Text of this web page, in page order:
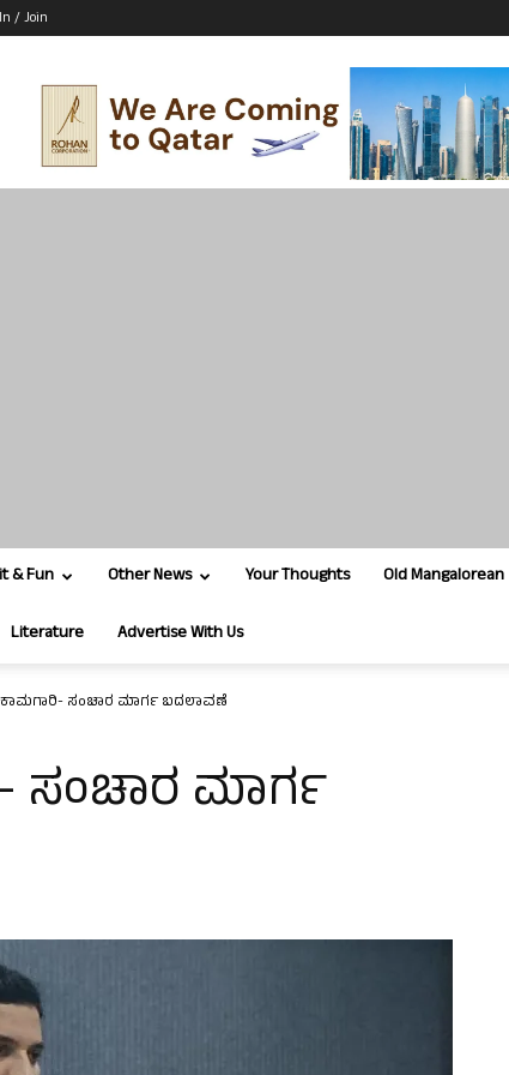
/ Join
& Fun Other News Your Thoughts Old Mangalorean
Literature Advertise With Us
ಕಾಮಗಾರಿ- ಸಂಚಾರ ಮಾರ್ಗ ಬದಲಾವಣೆ
ಸಂಚಾರ ಮಾರ್ಗ